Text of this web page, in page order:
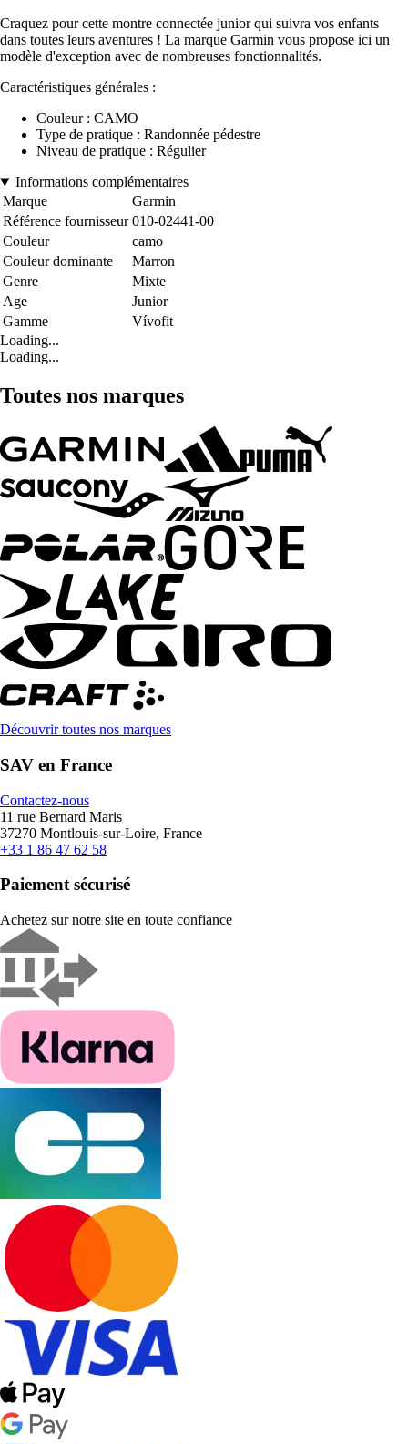
Craquez pour cette montre connectée junior qui suivra vos enfants
dans toutes leurs aventures ! La marque Garmin vous propose ici un
modèle d'exception avec de nombreuses fonctionnalités.
Caractéristiques générales :
Couleur : CAMO
Type de pratique : Randonnée pédestre
Niveau de pratique : Régulier
Informations complémentaires
Marque
Garmin
Référence fournisseur 010-02441-00
Couleur
camo
Couleur dominante
Marron
Genre
Mixte
Age
Junior
Gamme
Vívofit
Loading...
Loading...
Toutes nos marques
Découvrir toutes nos marques
SAV en France
Contactez-nous
11 rue Bernard Maris
37270 Montlouis-sur-Loire, France
+33 1 86 47 62 58
Paiement sécurisé
Achetez sur notre site en toute confiance